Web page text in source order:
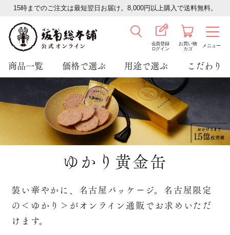
15時までのご注文は最短翌日お届け。8,000円以上購入で送料無料。
会員登録
ログイン
お買い物
カゴ
メニュー
商品一覧 価格で選ぶ 用途で選ぶ こだわり
ゆかり黄金缶
装い華やかに、名古屋パッケージ。名古屋限定
の＜ゆかり＞がオンライン通販でお求めいただ
けます。